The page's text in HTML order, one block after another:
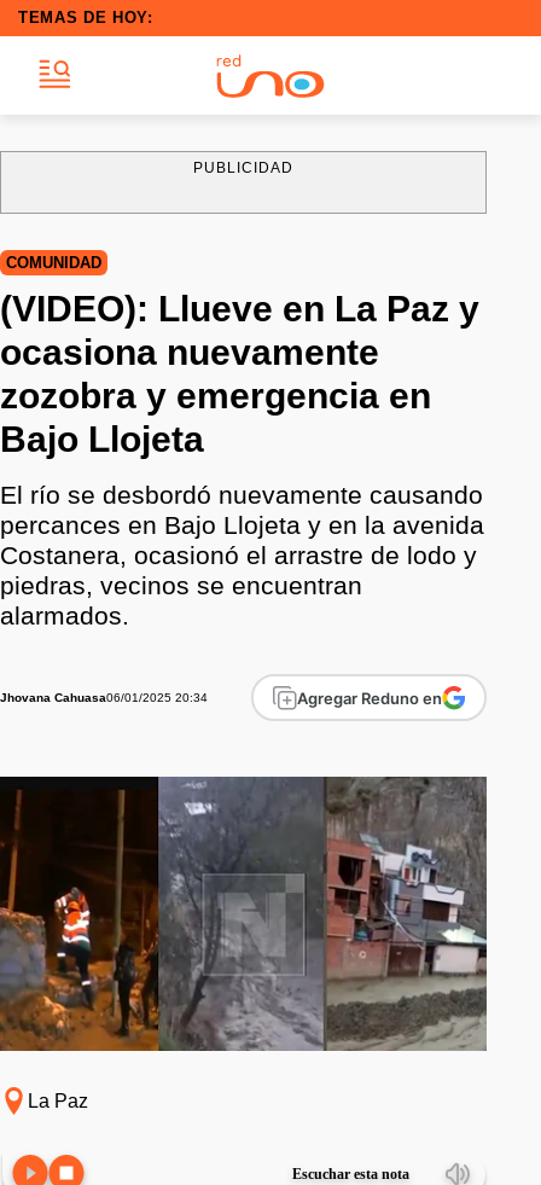
TEMAS DE HOY:
PUBLICIDAD
COMUNIDAD
(VIDEO): Llueve en La Paz y
ocasiona nuevamente
zozobra y emergencia en
Bajo Llojeta
El río se desbordó nuevamente causando
percances en Bajo Llojeta y en la avenida
Costanera, ocasionó el arrastre de lodo y
piedras, vecinos se encuentran
alarmados.
Jhovana Cahuasa06/01/2025 20:34 Agregar Reduno en
La Paz
Escuchar esta nota